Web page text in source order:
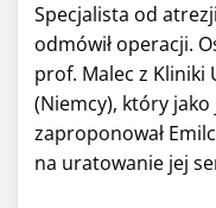
Specjalista od
odmówił operacji.
prof. Malec z
(Niemcy), który
zaproponował
na uratowanie jej